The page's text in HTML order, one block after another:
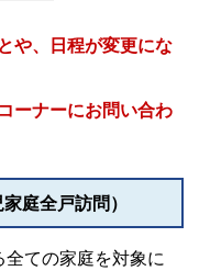
や、日程が変更にな
ーナーにお問い合わ
庭全戸訪問）
ての家庭を対象に